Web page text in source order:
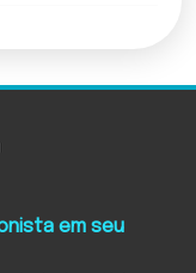
em seu